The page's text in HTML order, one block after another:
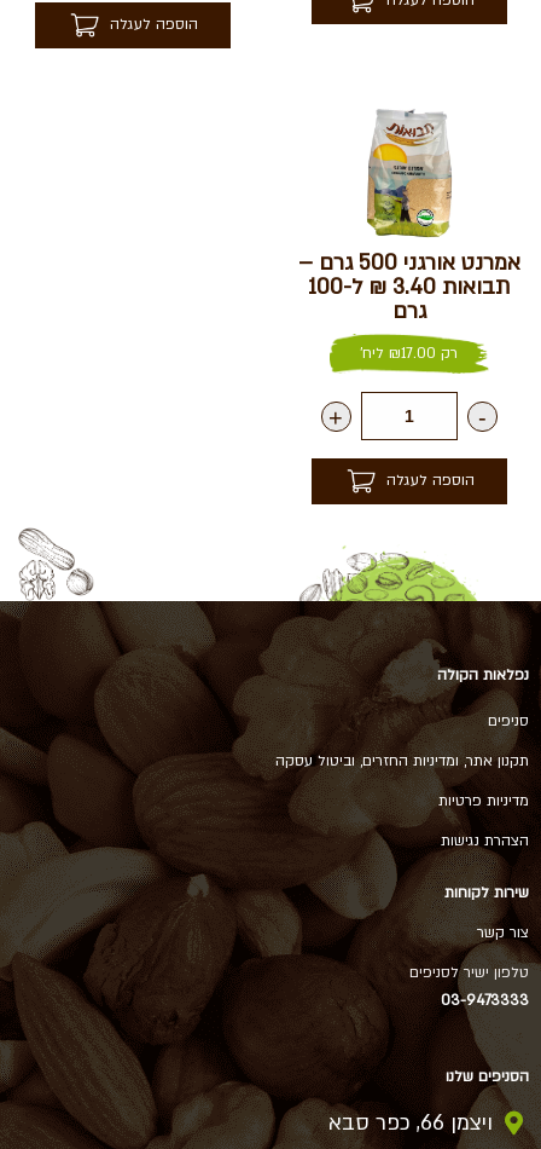
הוספה לעגלה
אמרנט אורגני 500 גרם –
תבואות 3.40 ₪ ל-100
גרם
רק ₪17.00 ליח'
-
+
הוספה לעגלה
נפלאות הקולה
סניפים
תקנון אתר, ומדיניות החזרים, וביטול עסקה
מדיניות פרטיות
הצהרת נגישות
שירות לקוחות
צור קשר
טלפון ישיר לסניפים
03-9473333
הסניפים שלנו
ויצמן 66, כפר סבא